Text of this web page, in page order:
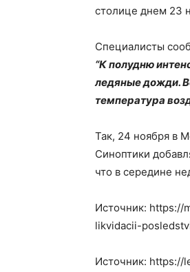
столице днем 23
Специалисты
“К полудню
ледяные дожди.
температура
Так, 24 ноября в
Синоптики
что в середине
Источник: https://
likvidacii-
Источник: